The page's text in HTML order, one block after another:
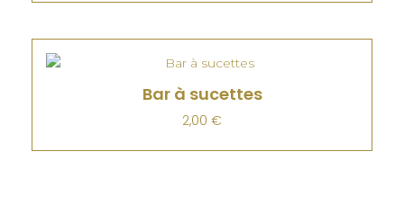
Bar à sucettes
2,00 €